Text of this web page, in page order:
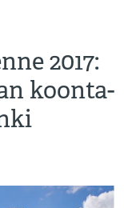
2017:
koonta-